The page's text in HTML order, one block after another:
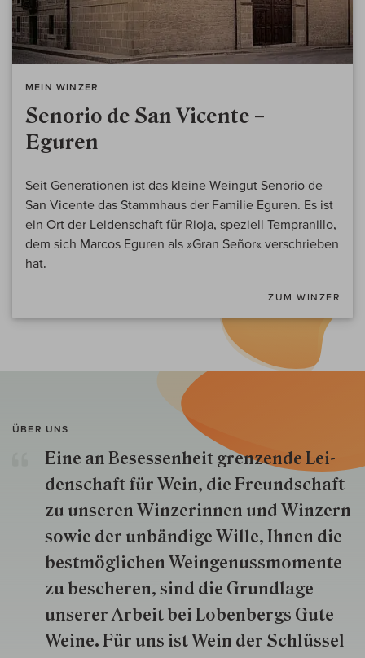
MEIN WINZER
Senorio de San Vicente –
Eguren
Seit Generationen ist das kleine Weingut Senorio de
San Vicente das Stammhaus der Familie Eguren. Es ist
ein Ort der Leidenschaft für Rioja, speziell Tempranillo,
dem sich Marcos Eguren als »Gran Señor« verschrieben
hat.
ZUM WINZER
ÜBER UNS
Eine an Besessenheit gren­zende Lei­
den­schaft für Wein, die Freund­schaft
zu unseren Win­zer­innen und Win­zern
so­wie der un­bän­dige Wille, Ihnen die
best­mög­lich­en Wein­genuss­momente
zu besche­ren, sind die Grund­lage
unserer Arbeit bei Lobenbergs Gute
Weine. Für uns ist Wein der Schlüs­sel